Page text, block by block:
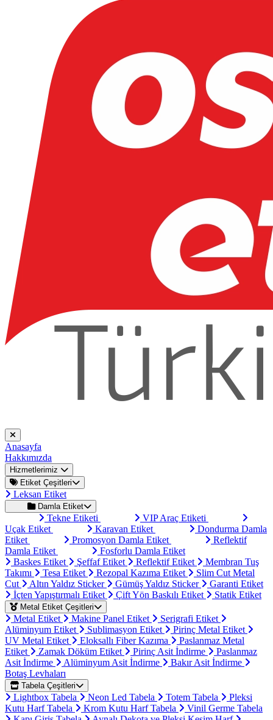
Anasayfa
Hakkımızda
Hizmetlerimiz
Etiket Çeşitleri
Leksan Etiket
Damla Etiket
Tekne Etiketi
VIP Araç Etiketi
Uçak Etiket
Karavan Etiket
Dondurma Damla
Etiket
Promosyon Damla Etiket
Reflektif
Damla Etiket
Fosforlu Damla Etiket
Baskes Etiket
Şeffaf Etiket Reflektif Etiket
Membran Tuş
Takımı
Tesa Etiket Rezopal Kazıma Etiket
Slim Cut Metal
Cut
Altın Yaldız Sticker Gümüş Yaldız Sticker
Garanti Etiket
İçten Yapıştırmalı Etiket
Çift Yön Baskılı Etiket Statik Etiket
Metal Etiket Çeşitleri
Metal Etiket Makine Panel Etiket
Serigrafi Etiket
Alüminyum Etiket
Sublimasyon Etiket
Pirinç Metal Etiket
UV Metal Etiket
Eloksallı Fiber Kazıma
Paslanmaz Metal
Etiket
Zamak Döküm Etiket Pirinç Asit İndirme
Paslanmaz
Asit İndirme
Alüminyum Asit İndirme
Bakır Asit İndirme
Botaş Levhaları
Tabela Çeşitleri
Lightbox Tabela Neon Led Tabela Totem Tabela
Pleksi
Kutu Harf Tabela
Krom Kutu Harf Tabela
Vinil Germe Tabela